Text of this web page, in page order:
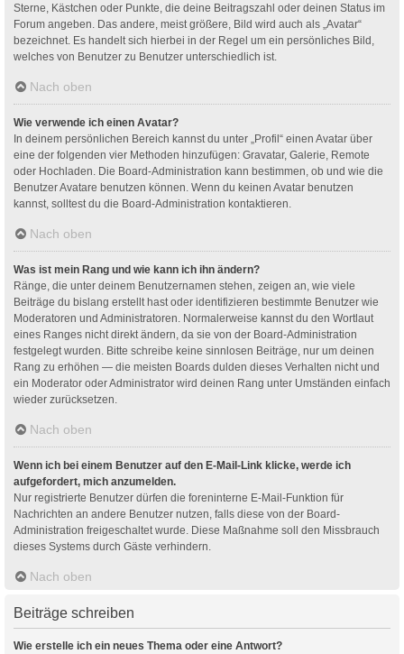
Sterne, Kästchen oder Punkte, die deine Beitragszahl oder deinen Status im
Forum angeben. Das andere, meist größere, Bild wird auch als „Avatar“
bezeichnet. Es handelt sich hierbei in der Regel um ein persönliches Bild,
welches von Benutzer zu Benutzer unterschiedlich ist.
Nach oben
Wie verwende ich einen Avatar?
In deinem persönlichen Bereich kannst du unter „Profil“ einen Avatar über
eine der folgenden vier Methoden hinzufügen: Gravatar, Galerie, Remote
oder Hochladen. Die Board-Administration kann bestimmen, ob und wie die
Benutzer Avatare benutzen können. Wenn du keinen Avatar benutzen
kannst, solltest du die Board-Administration kontaktieren.
Nach oben
Was ist mein Rang und wie kann ich ihn ändern?
Ränge, die unter deinem Benutzernamen stehen, zeigen an, wie viele
Beiträge du bislang erstellt hast oder identifizieren bestimmte Benutzer wie
Moderatoren und Administratoren. Normalerweise kannst du den Wortlaut
eines Ranges nicht direkt ändern, da sie von der Board-Administration
festgelegt wurden. Bitte schreibe keine sinnlosen Beiträge, nur um deinen
Rang zu erhöhen — die meisten Boards dulden dieses Verhalten nicht und
ein Moderator oder Administrator wird deinen Rang unter Umständen einfach
wieder zurücksetzen.
Nach oben
Wenn ich bei einem Benutzer auf den E-Mail-Link klicke, werde ich
aufgefordert, mich anzumelden.
Nur registrierte Benutzer dürfen die foreninterne E-Mail-Funktion für
Nachrichten an andere Benutzer nutzen, falls diese von der Board-
Administration freigeschaltet wurde. Diese Maßnahme soll den Missbrauch
dieses Systems durch Gäste verhindern.
Nach oben
Beiträge schreiben
Wie erstelle ich ein neues Thema oder eine Antwort?